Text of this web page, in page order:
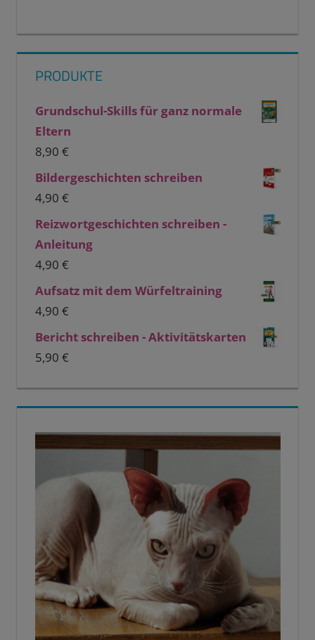
PRODUKTE
Grundschul-Skills für ganz normale
Eltern
8,90 €
Bildergeschichten schreiben
4,90 €
Reizwortgeschichten schreiben -
Anleitung
4,90 €
Aufsatz mit dem Würfeltraining
4,90 €
Bericht schreiben - Aktivitätskarten
5,90 €